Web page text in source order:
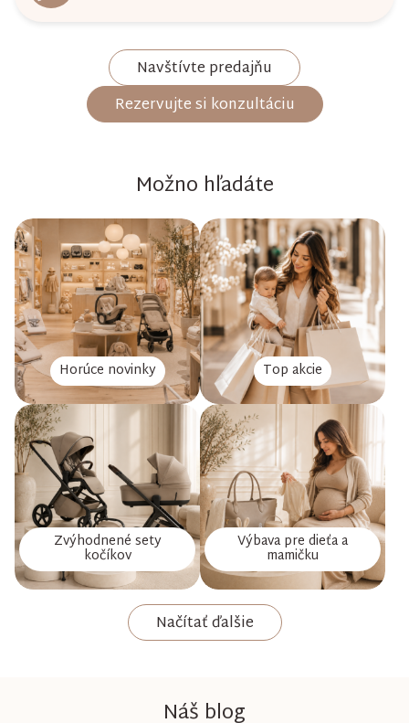
Navštívte predajňu
Rezervujte si konzultáciu
Možno hľadáte
Horúce novinky Top akcie
Zvýhodnené sety
kočíkov
Výbava pre dieťa a
mamičku
Načítať ďalšie
Náš blog